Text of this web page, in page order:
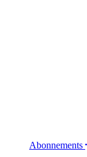
Abonnements